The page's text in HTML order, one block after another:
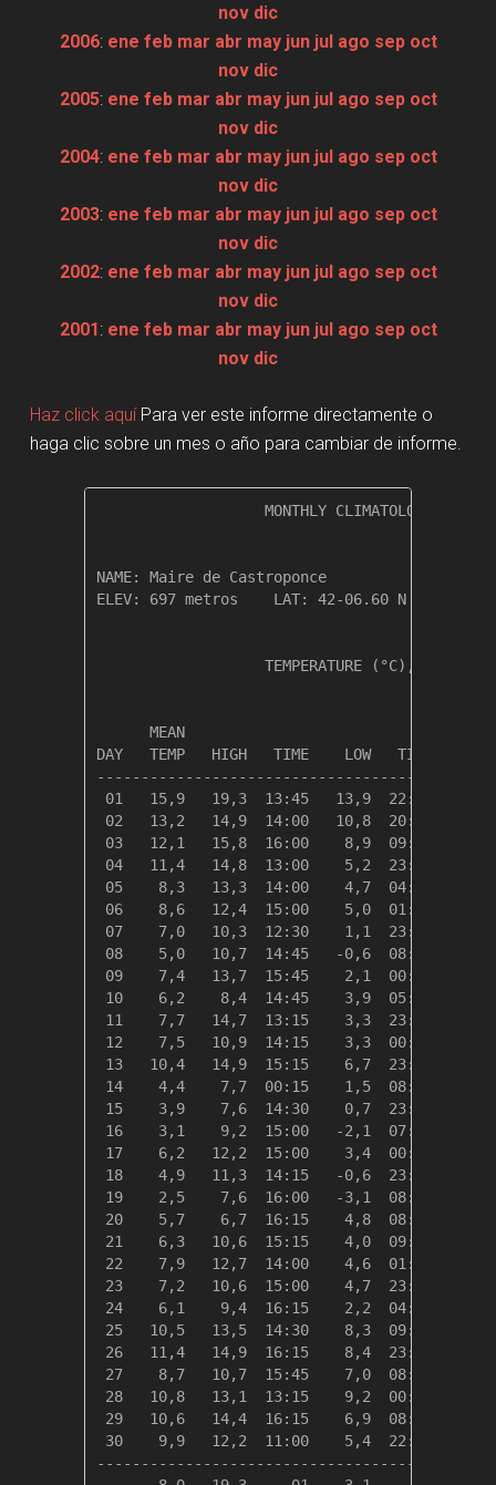
nov dic
2006: ene feb mar abr may jun jul ago sep oct
nov dic
2005: ene feb mar abr may jun jul ago sep oct
nov dic
2004: ene feb mar abr may jun jul ago sep oct
nov dic
2003: ene feb mar abr may jun jul ago sep oct
nov dic
2002: ene feb mar abr may jun jul ago sep oct
nov dic
2001: ene feb mar abr may jun jul ago sep oct
nov dic
Haz click aquíPara ver este informe directamente o
haga clic sobre un mes o año para cambiar de informe.
MONTHLY CLIMATOLOGICAL
NAME: Maire de Castroponce
ELEV: 697 metros    LAT: 42-06.60 N    LONG:
TEMPERATURE (°C), RAIN
MEAN
DAY   TEMP   HIGH   TIME    LOW   TIME
01   15,9   19,3  13:45   13,9  22:45
02   13,2   14,9  14:00   10,8  20:15
03   12,1   15,8  16:00    8,9  09:00
04   11,4   14,8  13:00    5,2  23:45
05    8,3   13,3  14:00    4,7  04:30
06    8,6   12,4  15:00    5,0  01:30
07    7,0   10,3  12:30    1,1  23:59
08    5,0   10,7  14:45   -0,6  08:15
09    7,4   13,7  15:45    2,1  00:30
10    6,2    8,4  14:45    3,9  05:45
11    7,7   14,7  13:15    3,3  23:30
12    7,5   10,9  14:15    3,3  00:15
13   10,4   14,9  15:15    6,7  23:00
14    4,4    7,7  00:15    1,5  08:30
15    3,9    7,6  14:30    0,7  23:59
16    3,1    9,2  15:00   -2,1  07:15
17    6,2   12,2  15:00    3,4  00:30
18    4,9   11,3  14:15   -0,6  23:59
19    2,5    7,6  16:00   -3,1  08:30
20    5,7    6,7  16:15    4,8  08:00
21    6,3   10,6  15:15    4,0  09:30
22    7,9   12,7  14:00    4,6  01:15
23    7,2   10,6  15:00    4,7  23:59
24    6,1    9,4  16:15    2,2  04:00
25   10,5   13,5  14:30    8,3  09:00
26   11,4   14,9  16:15    8,4  23:30
27    8,7   10,7  15:45    7,0  08:30
28   10,8   13,1  13:15    9,2  00:15
29   10,6   14,4  16:15    6,9  08:45
30    9,9   12,2  11:00    5,4  22:45